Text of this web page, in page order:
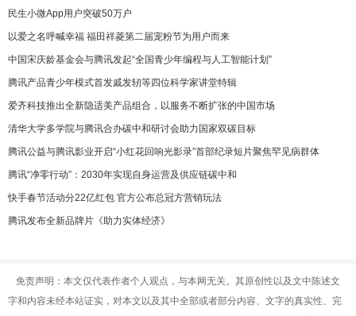
民生小微App用户突破50万户
以爱之名呼喊幸福 福田祥菱第二届宠粉节为用户而来
中国宋庆龄基金会与腾讯发起“全国青少年编程与人工智能计划”
腾讯产品青少年模式首发戚发轫等四位科学家讲堂特辑
爱齐科技推出全新隐适美产品组合，以服务不断扩张的中国市场
清华大学多学院与腾讯合办碳中和研讨会助力国家双碳目标
腾讯公益与腾讯影业开启“小红花回响光影录”首部纪录短片聚焦罕见病群体
腾讯“净零行动”：2030年实现自身运营及供应链碳中和
快手春节活动分22亿红包 官方公布总冠方营销玩法
腾讯发布全新品牌片《助力实体经济》
免责声明：本文仅代表作者个人观点，与本网无关。其原创性以及文中陈述文
字和内容未经本站证实，对本文以及其中全部或者部分内容、文字的真实性、完